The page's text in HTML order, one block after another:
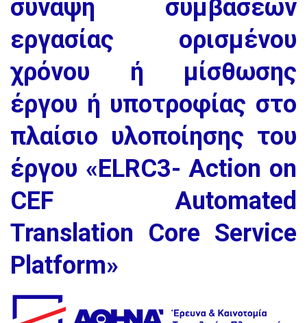
σύναψη συμβάσεων
εργασίας ορισμένου
χρόνου ή μίσθωσης
έργου ή υποτροφίας στο
πλαίσιο υλοποίησης του
έργου «ELRC3- Action on
CEF Automated
Translation Core Service
Platform»